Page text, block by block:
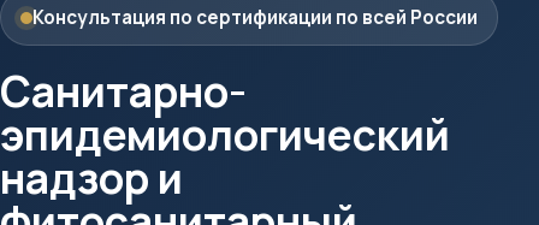
Консультация по сертификации по всей России
Санитарно-
эпидемиологический
надзор и